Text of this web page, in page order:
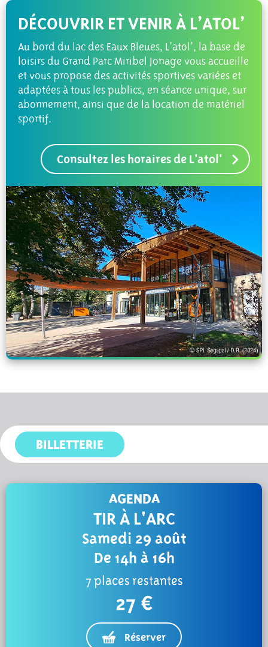
DÉCOUVRIR ET VENIR À L’ATOL’
Au bord du lac des Eaux Bleues, L’atol’, la base de
loisirs du Grand Parc Miribel Jonage vous accueille
et vous propose des activités sportives variées et
adaptées à tous les publics, en séance unique, sur
abonnement, ainsi que de la location de matériel
sportif.
Consultez les horaires de L'atol'
BILLETTERIE
AGENDA
TIR À L'ARC
Samedi 29 août
De 14h à 16h
7 places restantes
27 €
Réserver